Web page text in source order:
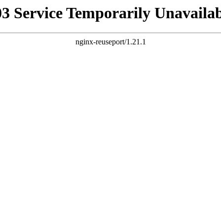
Service Temporarily
nginx-reuseport/1.21.1